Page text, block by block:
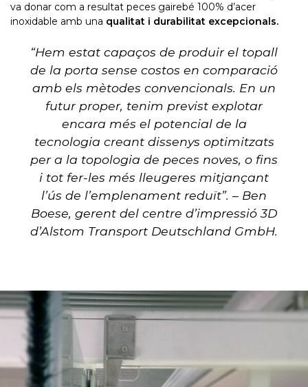
va donar com a resultat peces gairebé 100% d’acer
inoxidable amb una qualitat i durabilitat excepcionals.
“Hem estat capaços de produir el topall
de la porta sense costos en comparació
amb els mètodes convencionals. En un
futur proper, tenim previst explotar
encara més el potencial de la
tecnologia creant dissenys optimitzats
per a la topologia de peces noves, o fins
i tot fer-les més lleugeres mitjançant
l’ús de l’emplenament reduït”. – Ben
Boese, gerent del centre d’impressió 3D
d’Alstom Transport Deutschland GmbH.